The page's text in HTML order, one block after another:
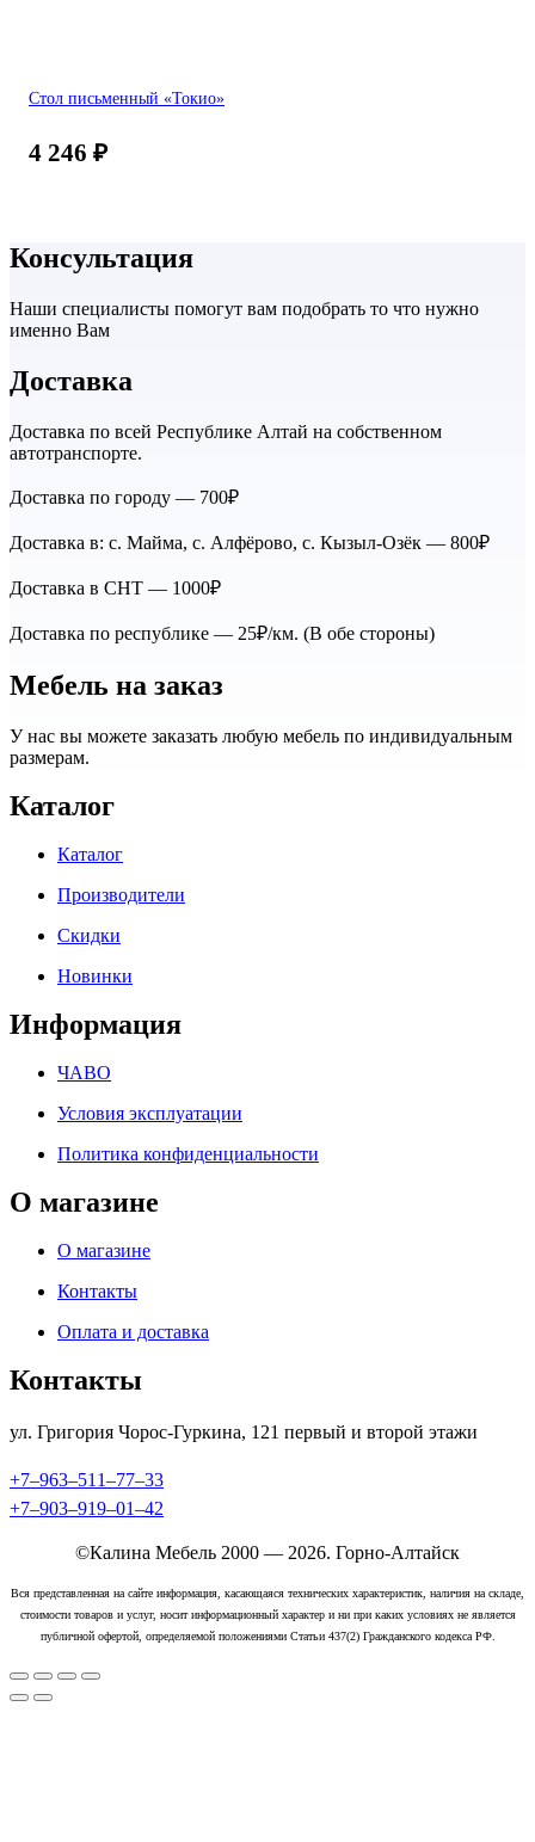
Стол письменный «Токио»
4 246 ₽
Консультация
Наши специалисты помогут вам подобрать то что нужно
именно Вам
Доставка
Доставка по всей Республике Алтай на собственном
автотранспорте.
Доставка по городу — 700₽
Доставка в: с. Майма, с. Алфёрово, с. Кызыл-Озёк — 800₽
Доставка в СНТ — 1000₽
Доставка по республике — 25₽/км. (В обе стороны)
Мебель на заказ
У нас вы можете заказать любую мебель по индивидуальным
размерам.
Каталог
Каталог
Производители
Скидки
Новинки
Информация
ЧАВО
Условия эксплуатации
Политика конфиденциальности
О магазине
О магазине
Контакты
Оплата и доставка
Контакты
ул. Григория Чорос-Гуркина, 121 ​первый и второй этажи
+7‒963‒511‒77‒33
+7‒903‒919‒01‒42
©Калина Мебель 2000 — 2026. Горно-Алтайск
Вся представленная на сайте информация, касающаяся технических характеристик, наличия на складе,
стоимости товаров и услуг, носит информационный характер и ни при каких условиях не является
публичной офертой, определяемой положениями Статьи 437(2) Гражданского кодекса РФ.